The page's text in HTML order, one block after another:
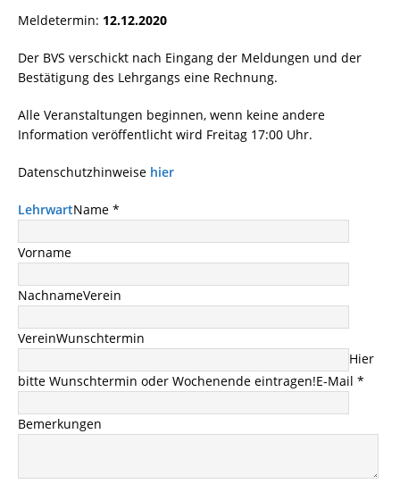
Meldetermin: 12.12.2020
Der BVS verschickt nach Eingang der Meldungen und der
Bestätigung des Lehrgangs eine Rechnung.
Alle Veranstaltungen beginnen, wenn keine andere
Information veröffentlicht wird Freitag 17:00 Uhr.
Datenschutzhinweise hier
LehrwartName *
Vorname
NachnameVerein
VereinWunschtermin
Hier
bitte Wunschtermin oder Wochenende eintragen!E-Mail *
Bemerkungen